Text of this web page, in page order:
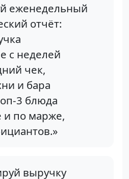
еженедельный
отчёт:
с неделей
чек,
и бара
3 блюда
и по марже,
выручку